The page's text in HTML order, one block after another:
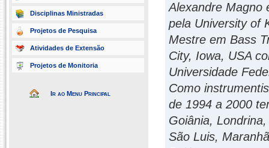
Disciplinas Ministradas
Projetos de Pesquisa
Atividades de Extensão
Projetos de Monitoria
Ir ao Menu Principal
Alexandre Magno
pela University of
Mestre em Bass
City, Iowa, USA
Universidade
Como
de 1994 a 2000
Goiânia,
São Luis,